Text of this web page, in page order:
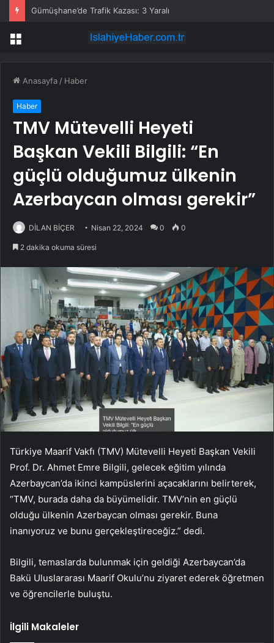
Gümüşhane’de Trafik Kazası: 3 Yaralı
Menü
Anasayfa / Haber
Haber
TMV Mütevelli Heyeti
Başkan Vekili Bilgili: “En
güçlü olduğumuz ülkenin
Azerbaycan olması gerekir”
DİLAN BİÇER Nisan 22, 2024 0 0
2 dakika okuma süresi
Türkiye Maarif Vakfı (TMV) Mütevelli Heyeti Başkan Vekili
Prof. Dr. Ahmet Emre Bilgili, gelecek eğitim yılında
Azerbaycan’da ikinci kampüslerini açacaklarını belirterek,
“TMV, burada daha da büyümelidir. TMV’nin en güçlü
olduğu ülkenin Azerbaycan olması gerekir. Buna
inanıyoruz ve bunu gerçekleştireceğiz.” dedi.
Bilgili, temaslarda bulunmak için geldiği Azerbaycan’da
Bakü Uluslararası Maarif Okulu’nu ziyaret ederek öğretmen
ve öğrencilerle buluştu.
İlgili Makaleler